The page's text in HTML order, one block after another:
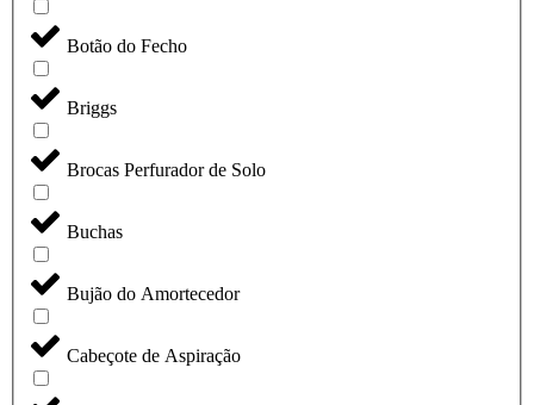
Botão do Fecho
Briggs
Brocas Perfurador de Solo
Buchas
Bujão do Amortecedor
Cabeçote de Aspiração